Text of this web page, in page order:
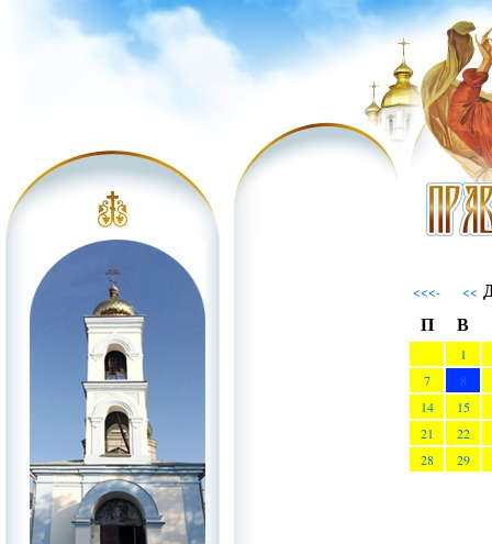
<<<- <<
П
В
1
7
8
14
15
21
22
28
29